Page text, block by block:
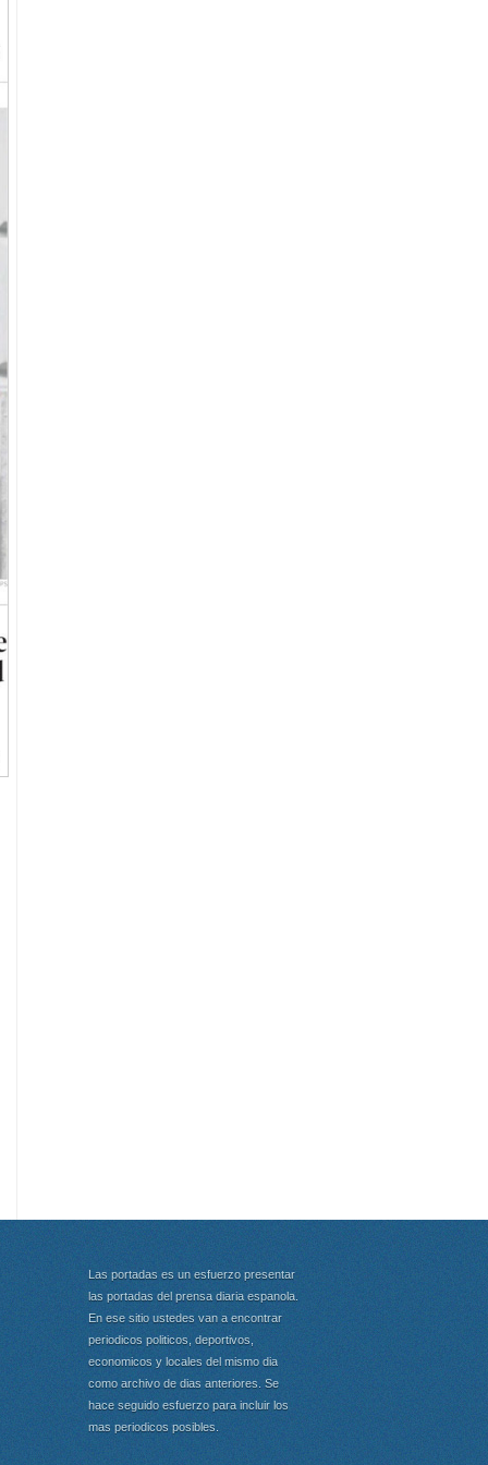
Las portadas es un esfuerzo presentar
las portadas del prensa diaria espanola.
En ese sitio ustedes van a encontrar
periodicos politicos, deportivos,
economicos y locales del mismo dia
como archivo de dias anteriores. Se
hace seguido esfuerzo para incluir los
mas periodicos posibles.